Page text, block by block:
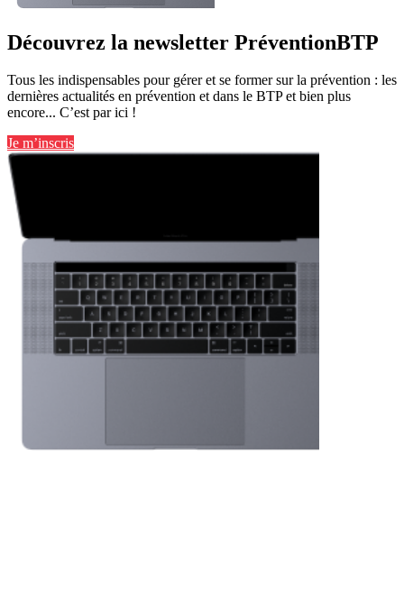
Découvrez la newsletter PréventionBTP
Tous les indispensables pour gérer et se former sur la prévention : les
dernières actualités en prévention et dans le BTP et bien plus
encore... C’est par ici !
Je m’inscris